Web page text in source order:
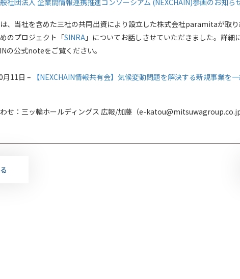
、当社を含めた三社の共同出資により設立した株式会社paramitaが取
のプロジェクト「SINRA」についてお話しさせていただきました。詳細
の公式noteをご覧ください。
月11日 –
【NEXCHAIN情報共有会】気候変動問題を解決する新規事業を
せ：三ッ輪ホールディングス 広報/加藤（e-katou@mitsuwagroup.co.jp